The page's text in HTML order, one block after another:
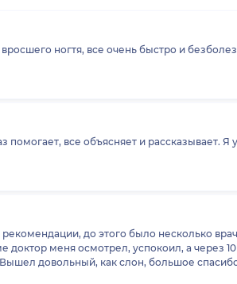
ногтя, все очень быстро и
все объясняет и рассказывает.
до этого было несколько
довольный, как слон, большое
какая-то неприятная штука, с другой